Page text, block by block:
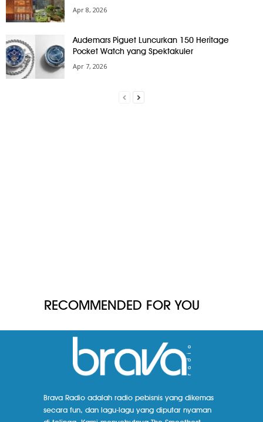
Apr 8, 2026
Audemars Piguet Luncurkan 150 Heritage
Pocket Watch yang Spektakuler
Apr 7, 2026
RECOMMENDED FOR YOU
Brava Radio adalah radio pebisnis yang dikemas
secara fun, dan lagu-lagu yang diputar nyaman